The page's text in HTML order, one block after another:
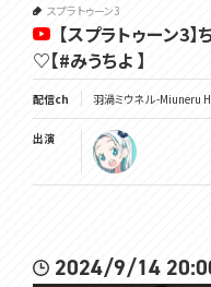
スプラトゥーン3
【スプラトゥーン3
♡【#みうちよ 】
配信ch 羽渦ミウネル -Miuneru
出演
2024/9/14